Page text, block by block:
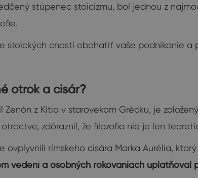
stúpenec stoicizmu, bol jednou z
stoických cností obohatiť vaše podnikanie a
otrok a cisár?
Zenón z Kitia v starovekom Grécku, je
zdôraznil, že filozofia nie je len
ovplyvnili rímskeho cisára Marka Aurélia,
vedení a osobných rokovaniach uplatňoval